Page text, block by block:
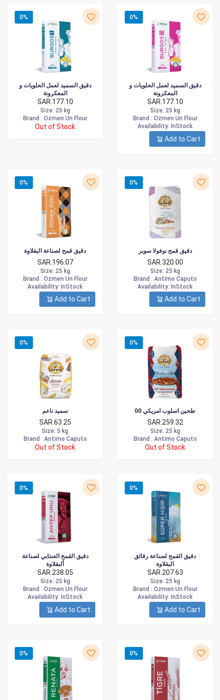
0%
دقيق السميد لعمل الحلويات و
المعكرونة
SAR.177.10
Size: 25 kg
Brand : Ozmen Un Flour
Out of Stock
0%
دقيق السميد لعمل الحلويات و
المعكرونة
SAR.177.10
Size: 25 kg
Brand : Ozmen Un Flour
Availability: InStock
Add to Cart
0%
دقيق قمح لصناعة البقلاوة
SAR.196.07
Size: 25 kg
Brand : Ozmen Un Flour
Availability: InStock
Add to Cart
0%
دقيق قمح نوفولا سوبر
SAR.320.00
Size: 25 kg
Brand : Antimo Caputo
Availability: InStock
Add to Cart
0%
سميد ناعم
SAR.63.25
Size: 5 kg
Brand : Antimo Caputo
Out of Stock
0%
طحين اسلوب امريكي 00
SAR.259.32
Size: 25 kg
Brand : Antimo Caputo
Out of Stock
0%
دقيق القمح العنتابي لصناعة
ألبقلاوة
SAR.238.05
Size: 25 kg
Brand : Ozmen Un Flour
Availability: InStock
Add to Cart
0%
دقيق القمح لصناعة رقائق
البقلاوة
SAR.207.63
Size: 25 kg
Brand : Ozmen Un Flour
Availability: InStock
Add to Cart
0% 0%